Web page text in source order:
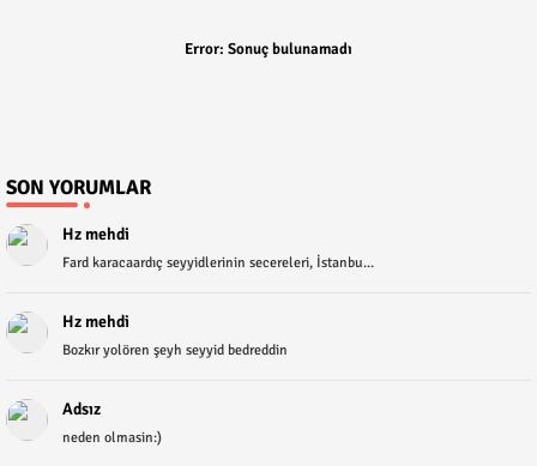
Error: Sonuç bulunamadı
SON YORUMLAR
Hz mehdi
Fard karacaardıç seyyidlerinin secereleri, İstanbu...
Hz mehdi
Bozkır yolören şeyh seyyid bedreddin
Adsız
neden olmasin:)